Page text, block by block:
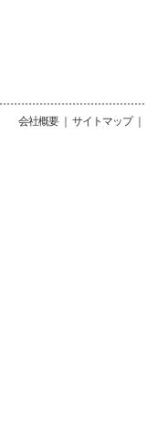
会社概要｜ サイトマップ｜